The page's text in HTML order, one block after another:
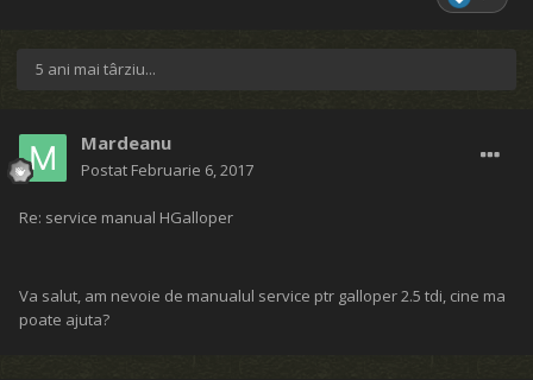
5 ani mai târziu...
Mardeanu
Postat Februarie 6, 2017
Re: service manual HGalloper
Va salut, am nevoie de manualul service ptr galloper 2.5 tdi, cine ma
poate ajuta?